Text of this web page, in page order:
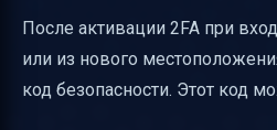
После активации 2FA при
или из нового
код безопасности. Этот код